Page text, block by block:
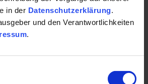
in der Datenschutzerklärung.
und den Verantwortlichkeiten
.
EZ = Einzelzimmer,